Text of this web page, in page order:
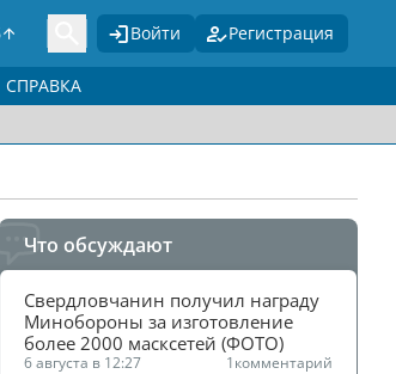
Войти Регистрация
СПРАВКА
Что обсуждают
Свердловчанин получил награду
Минобороны за изготовление
более 2000 масксетей (ФОТО)
6 августа в 12:27 1комментарий